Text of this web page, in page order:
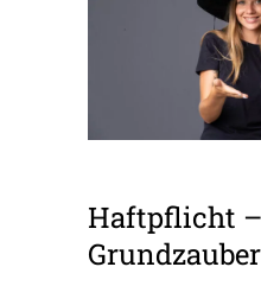
Haftpflicht
Grundzauber